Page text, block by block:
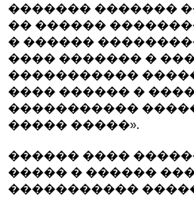
������� �������
�� ������
� ������
���� ������� �
�����������
���� ������ �
�����������
����� �����».
������ ����
����� � ������
�����������